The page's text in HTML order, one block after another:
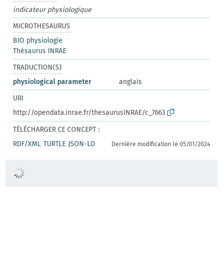
indicateur physiologique
MICROTHESAURUS
BIO physiologie
Thésaurus INRAE
TRADUCTION(S)
physiological parameter
anglais
URI
http://opendata.inrae.fr/thesaurusINRAE/c_7663
TÉLÉCHARGER CE CONCEPT :
RDF/XML TURTLE JSON-LD Dernière modification le 05/01/2024